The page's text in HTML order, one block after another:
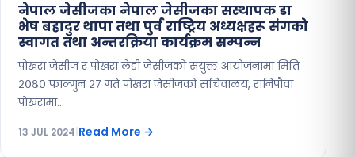
नेपाल जेसीजका नेपाल जेसीजका सस्थापक डा
भेष बहादुर थापा तथा पुर्व राष्ट्रिय अध्यक्षहरू संगको
स्वागत तथा अन्तरक्रिया कार्यक्रम सम्पन्न
पोखरा जेसीज र पोखरा लेडी जेसीजको संयुक्त आयोजनामा मिति
२०८० फाल्गुन २७ गते पोखरा जेसीजको सचिवालय, रानिपौवा
पोखरामा…
13 JUL 2024 Read More →